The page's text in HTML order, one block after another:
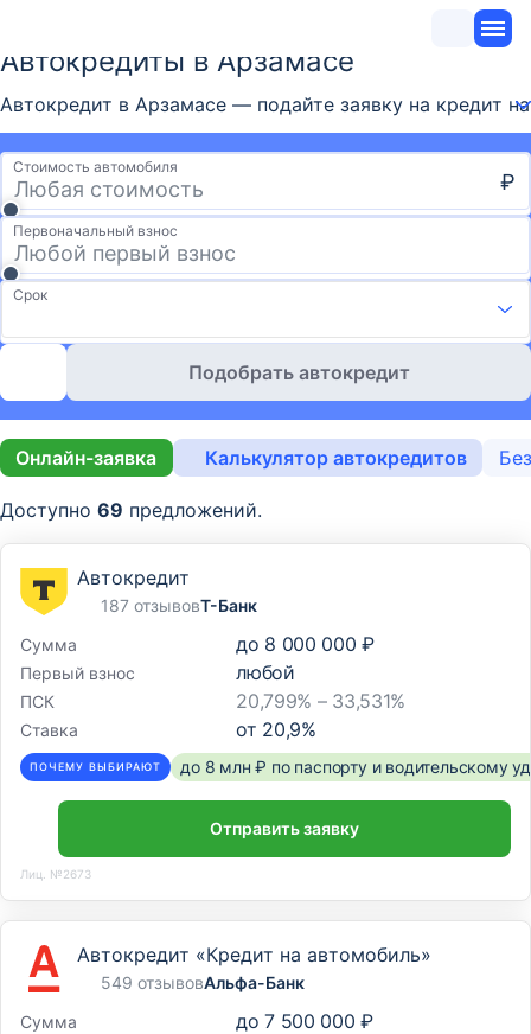
Автокредиты в Арзамасе
Автокредит в Арзамасе — подайте заявку на кредит
Стоимость автомобиля
₽
Первоначальный взнос
Срок
Подобрать автокредит
Онлайн-заявка Калькулятор автокредитов
Доступно 69 предложений.
Автокредит
187 отзывовТ-Банк
Сумма
до 8 000 000 ₽
Первый взнос любой
ПСК 20,799% – 33,531%
Ставка от 20,9%
ПОЧЕМУ ВЫБИРАЮТ до 8 млн ₽ по паспорту и водительскому
Отправить заявку
Лиц. №2673
Автокредит «Кредит на автомобиль»
549 отзывовАльфа-Банк
Сумма
до 7 500 000 ₽